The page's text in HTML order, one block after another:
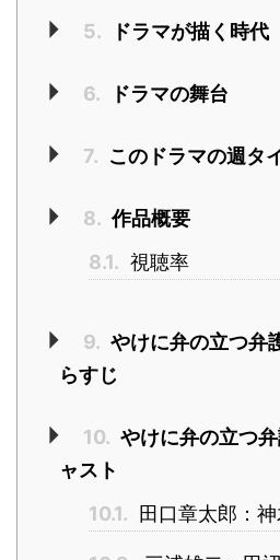
5. ドラマが描く時代
6. ドラマの舞台
7. このドラマの週タ
8. 作品概要
8.1. 視聴率
9. やけに弁の立つ
らすじ
10. やけに弁の立つ
ャスト
10.1. 田口章太郎：